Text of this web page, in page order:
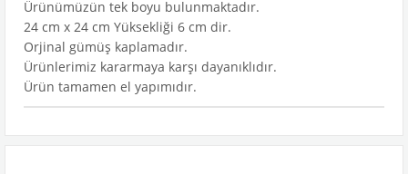
Ürünümüzün tek boyu bulunmaktadır.
24 cm x 24 cm Yüksekliği 6 cm dir.
Orjinal gümüş kaplamadır.
Ürünlerimiz kararmaya karşı dayanıklıdır.
Ürün tamamen el yapımıdır.